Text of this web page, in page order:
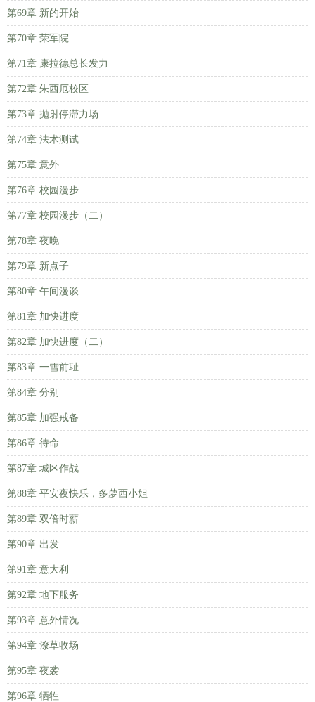
第69章 新的开始
第70章 荣军院
第71章 康拉德总长发力
第72章 朱西厄校区
第73章 抛射停滞力场
第74章 法术测试
第75章 意外
第76章 校园漫步
第77章 校园漫步（二）
第78章 夜晚
第79章 新点子
第80章 午间漫谈
第81章 加快进度
第82章 加快进度（二）
第83章 一雪前耻
第84章 分别
第85章 加强戒备
第86章 待命
第87章 城区作战
第88章 平安夜快乐，多萝西小姐
第89章 双倍时薪
第90章 出发
第91章 意大利
第92章 地下服务
第93章 意外情况
第94章 潦草收场
第95章 夜袭
第96章 牺牲